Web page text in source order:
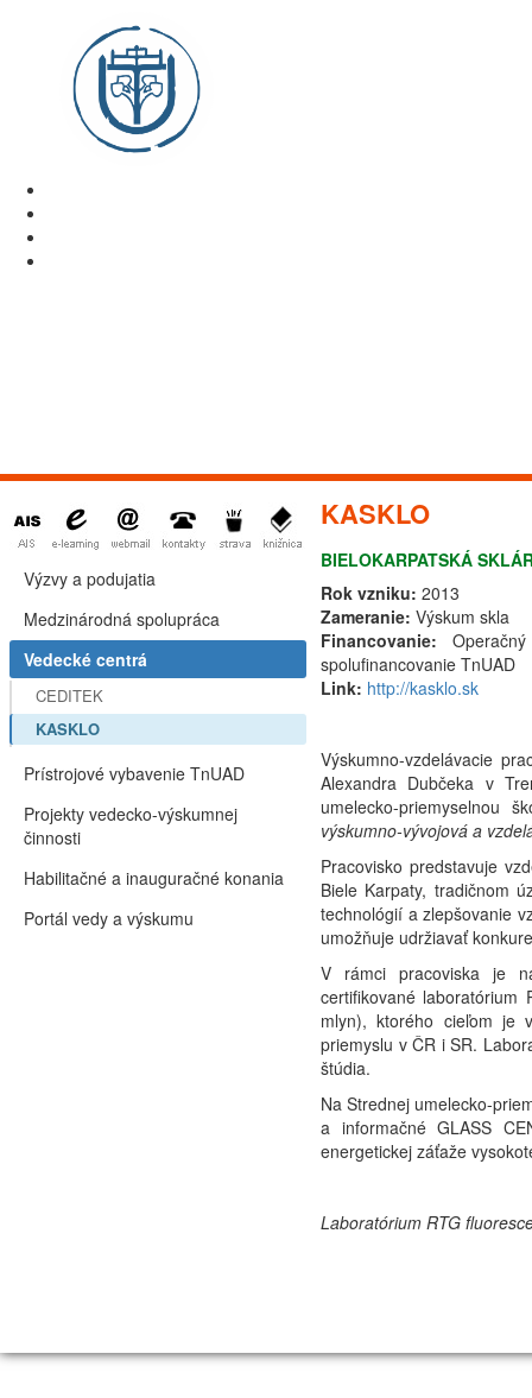
KASKLO
BIELOKARPATSKÁ
Rok vzniku: 2013
Zameranie: Výskum skla
Financovanie:
spolufinancovanie TnUAD
Link: http://kasklo.sk
Výskumno-vzdelávacie
Alexandra Dubčeka v
umelecko-priemyselnou
výskumno-vývojová a
Pracovisko predstavuje
Biele Karpaty, tradičnom
technológií a zlepšovanie
umožňuje udržiavať
V rámci pracoviska je
certifikované laboratórium
mlyn), ktorého cieľom je
priemyslu v ČR i SR.
štúdia.
Na Strednej umelecko-
a informačné GLASS
energetickej záťaže
Laboratórium RTG
Výzvy a podujatia
Medzinárodná spolupráca
Vedecké centrá
CEDITEK
KASKLO
Prístrojové vybavenie TnUAD
Projekty vedecko-výskumnej
činnosti
Habilitačné a inauguračné konania
Portál vedy a výskumu